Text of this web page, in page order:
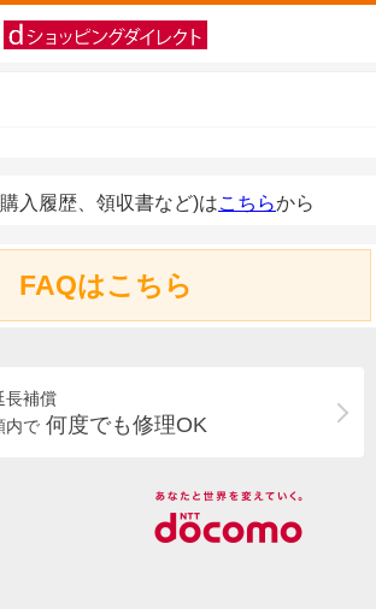
入履歴、領収書など)はこちらから
FAQはこちら
長補償
内で 何度でも修理OK